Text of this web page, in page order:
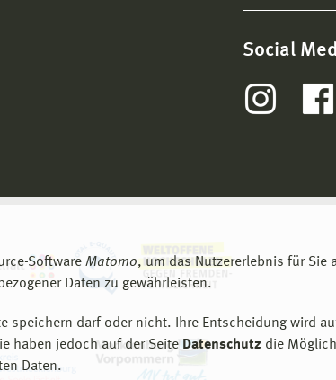
Software Matomo, um das Nutzererlebnis für Sie
Daten zu gewährleisten.
speichern darf oder nicht. Ihre Entscheidung wird
haben jedoch auf der Seite Datenschutz die
Daten.
Social